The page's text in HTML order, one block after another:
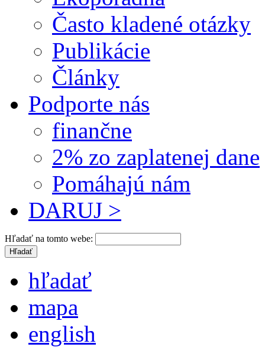
Často kladené otázky
Publikácie
Články
Podporte nás
finančne
2% zo zaplatenej dane
Pomáhajú nám
DARUJ >
Hľadať na tomto webe:
hľadať
mapa
english